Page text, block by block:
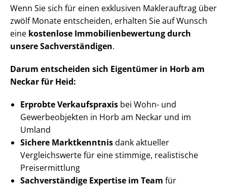
Wenn Sie sich für einen exklusiven Maklerauftrag über
zwölf Monate entscheiden, erhalten Sie auf Wunsch
eine kostenlose Im­mo­bi­li­en­be­wer­tung durch
unsere Sach­ver­stän­di­gen.
Darum entscheiden sich Eigentümer in Horb am
Neckar für Heid:
Erprobte Verkaufspraxis bei Wohn- und
Gewerbeobjekten in Horb am Neckar und im
Umland
Sichere Marktkenntnisdank aktueller
Vergleichswerte für eine stimmige, realistische
Preisermittlung
Sachverständige Expertise im Team für